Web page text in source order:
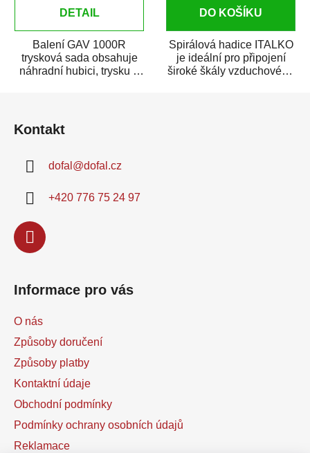
DETAIL
Balení GAV 1000R
trysková sada obsahuje
náhradní hubici, trysku a
DO KOŠÍKU
Spirálová hadice ITALKO
je ideální pro připojení
široké škály vzduchového
Kontakt
dofal @dofal.cz
+420 776 75 24 97
Informace pro vás
O nás
Způsoby doručení
Způsoby platby
Kontaktní údaje
Obchodní podmínky
Podmínky ochrany osobních údajů
Reklamace